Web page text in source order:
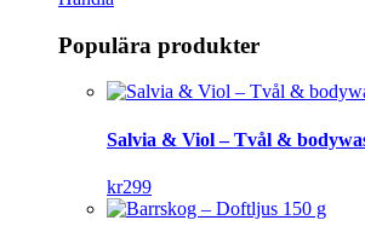
Populära produkter
Salvia & Viol – Tvål &
kr299